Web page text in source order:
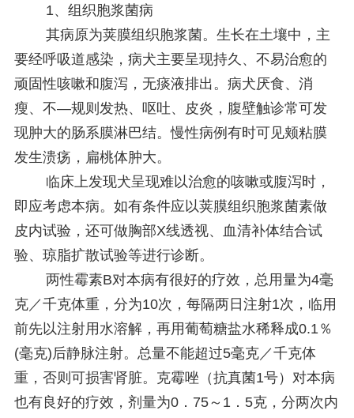
1、组织胞浆菌病
其病原为荚膜组织胞浆菌。生长在土壤中，主
要经呼吸道感染，病犬主要呈现持久、不易治愈的
顽固性咳嗽和腹泻，无痰液排出。病犬厌食、消
瘦、不—规则发热、呕吐、皮炎，腹壁触诊常可发
现肿大的肠系膜淋巴结。慢性病例有时可见颊粘膜
发生溃疡，扁桃体肿大。
临床上发现犬呈现难以治愈的咳嗽或腹泻时，
即应考虑本病。如有条件应以荚膜组织胞浆菌素做
皮内试验，还可做胸部X线透视、血清补体结合试
验、琼脂扩散试验等进行诊断。
两性霉素B对本病有很好的疗效，总用量为4毫
克／千克体重，分为10次，每隔两日注射1次，临用
前先以注射用水溶解，再用葡萄糖盐水稀释成0.1％
(毫克)后静脉注射。总量不能超过5毫克／千克体
重，否则可损害肾脏。克霉唑（抗真菌1号）对本病
也有良好的疗效，剂量为0．75～1．5克，分两次内